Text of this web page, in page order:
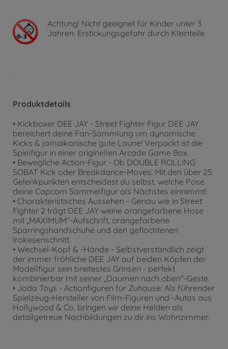
Achtung! Nicht geeignet für Kinder unter 3
Jahren. Erstickungsgefahr durch Kleinteile.
Produktdetails
• Kickboxer DEE JAY - Street Fighter Figur DEE JAY
bereichert deine Fan-Sammlung um dynamische
Kicks & jamaikanische gute Laune! Verpackt ist die
Spielfigur in einer originellen Arcade Game Box.
• Bewegliche Action-Figur - Ob DOUBLE ROLLING
SOBAT Kick oder Breakdance-Moves: Mit den über 25
Gelenkpunkten entscheidest du selbst, welche Pose
deine Capcom Sammelfigur als Nächstes einnimmt!
• Charakteristisches Aussehen - Genau wie in Street
Fighter 2 trägt DEE JAY weine orangefarbene Hose
mit „MAXIMUM"-Aufschrift, orangefarbene
Sparringshandschuhe und den geflochtenen
Irokesenschnitt.
• Wechsel-Kopf & -Hände - Selbstverständlich zeigt
der immer fröhliche DEE JAY auf beiden Köpfen der
Modellfigur sein breitestes Grinsen - perfekt
kombinierbar mit seiner „Daumen nach oben"-Geste.
• Jada Toys - Actionfiguren für Zuhause: Als führender
Spielzeug-Hersteller von Film-Figuren und -Autos aus
Hollywood & Co. bringen wir deine Helden als
detailgetreue Nachbildungen zu dir ins Wohnzimmer.